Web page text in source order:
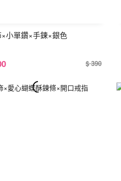
小單鑽×手鍊×銀色
$ 390